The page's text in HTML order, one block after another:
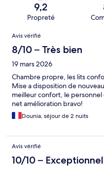
9,2
Propreté
Avis
Avis vérifié
8/10 – Très bien
19 mars 2026
Chambre propre, les lits
Mise a disposition de
meilleur confort, le personnel
net amélioration bravo!
Dounia, séjour de 2 nuits
Avis vérifié
10/10 – Exceptionnel